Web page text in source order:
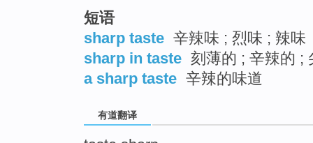
短语
sharp taste 辛辣味 ; 烈味 ; 辣味
sharp in taste 刻薄的 ; 辛辣的 ;
a sharp taste 辛辣的味道
有道翻译